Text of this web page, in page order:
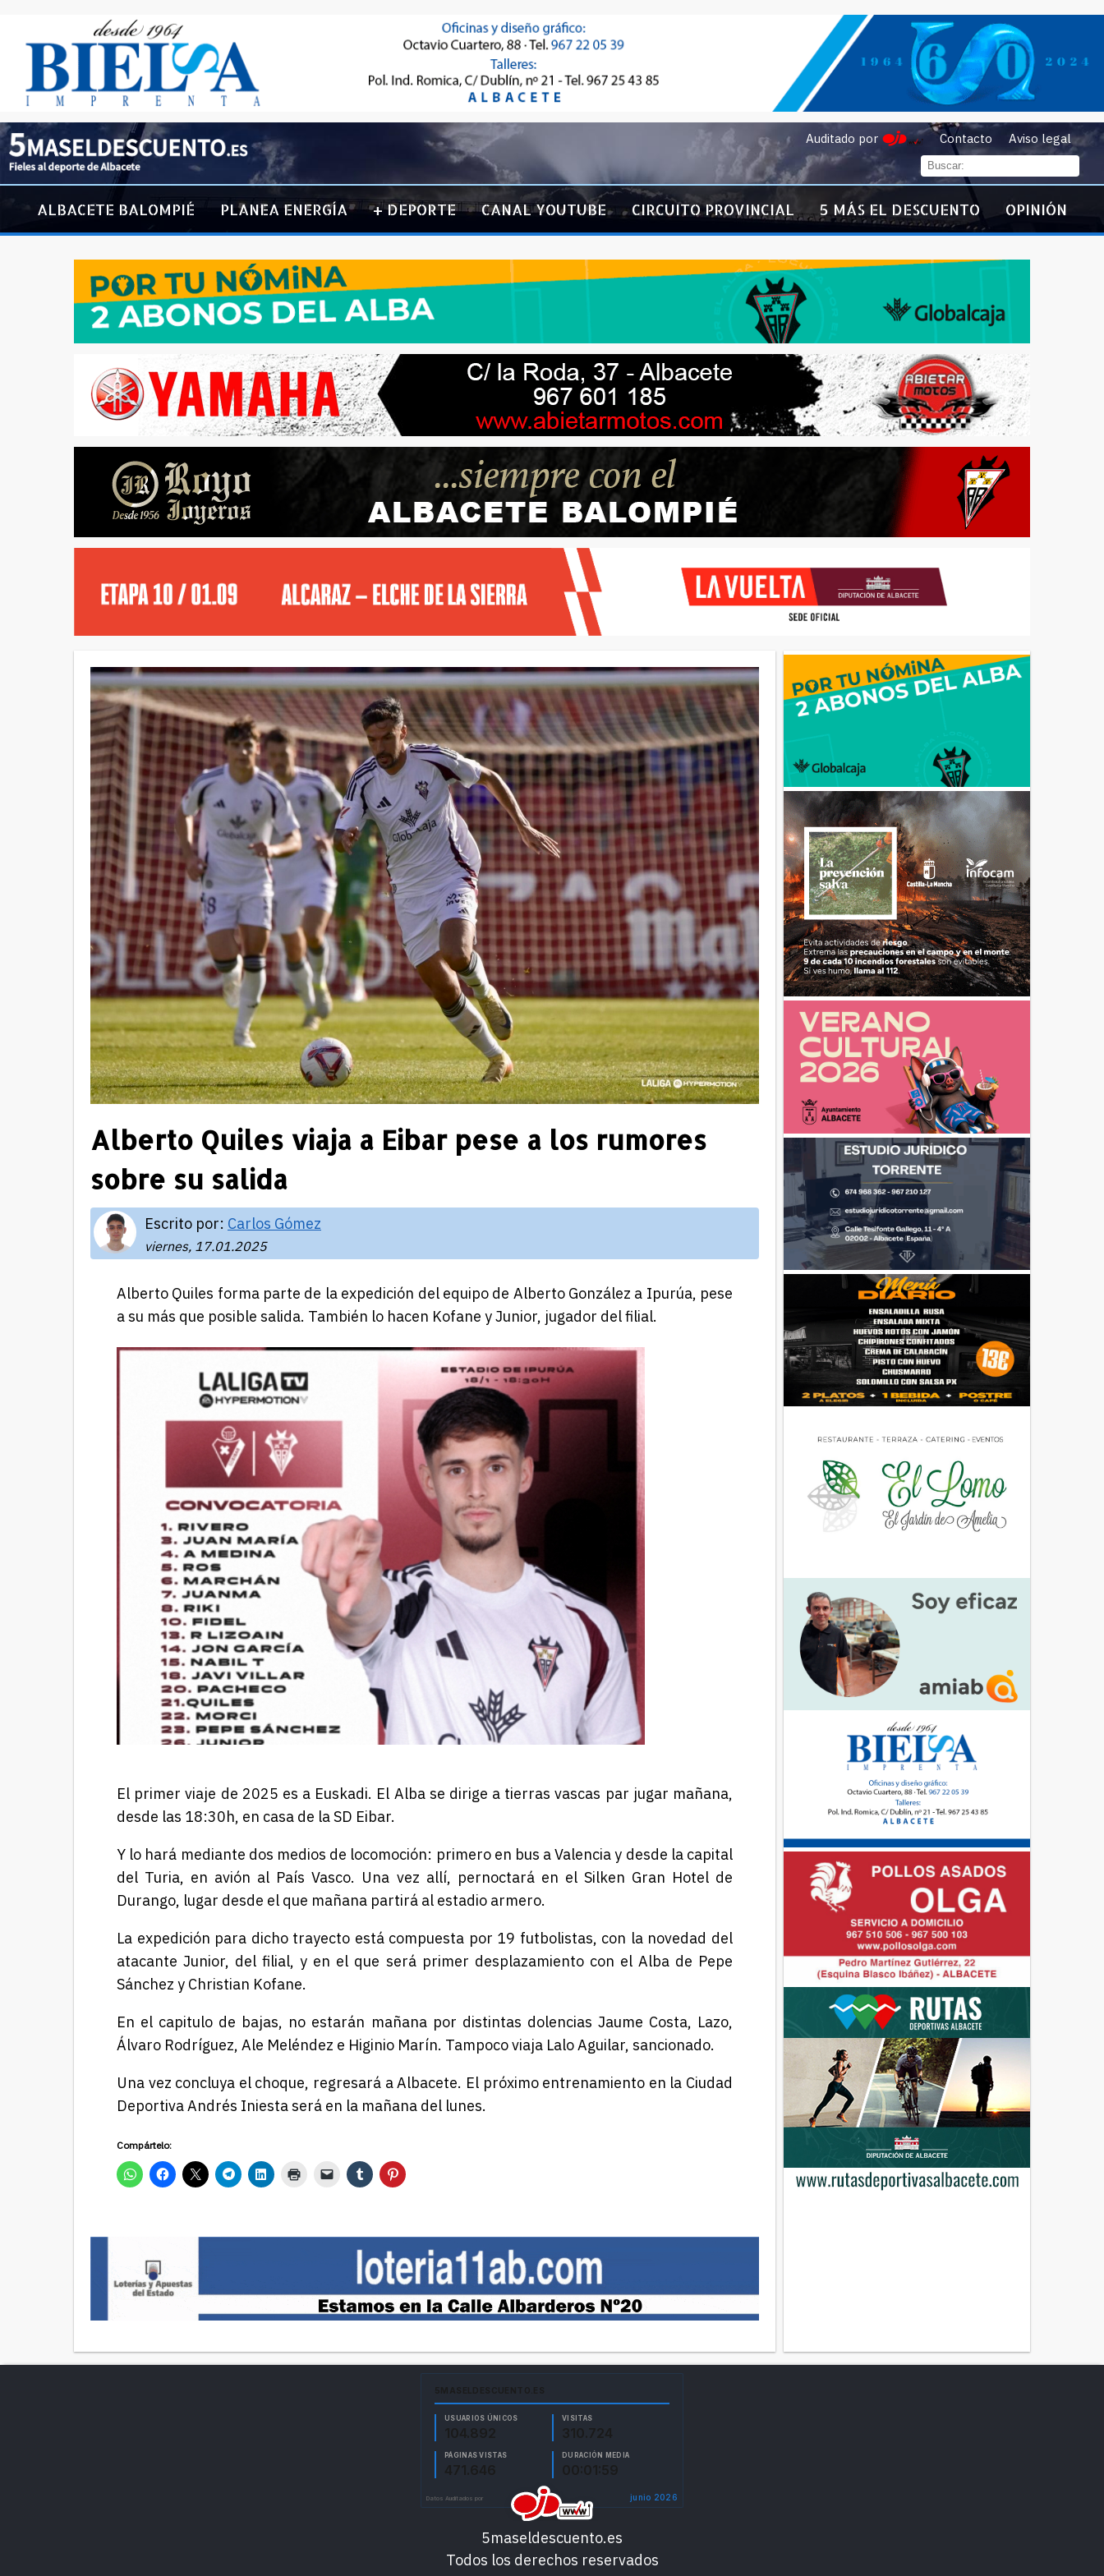
Auditado por Contacto Aviso legal
ALBACETE BALOMPIÉ PLANEA ENERGÍA + DEPORTE CANAL YOUTUBE CIRCUITO PROVINCIAL 5 MÁS EL DESCUENTO OPINIÓN
Alberto Quiles viaja a Eibar pese a los rumores
sobre su salida
Escrito por: Carlos Gómez
viernes, 17.01.2025
Alberto Quiles forma parte de la expedición del equipo de Alberto González a Ipurúa, pese
a su más que posible salida. También lo hacen Kofane y Junior, jugador del filial.
El primer viaje de 2025 es a Euskadi. El Alba se dirige a tierras vascas par jugar mañana,
desde las 18:30h, en casa de la SD Eibar.
Y lo hará mediante dos medios de locomoción: primero en bus a Valencia y desde la capital
del Turia, en avión al País Vasco. Una vez allí, pernoctará en el Silken Gran Hotel de
Durango, lugar desde el que mañana partirá al estadio armero.
La expedición para dicho trayecto está compuesta por 19 futbolistas, con la novedad del
atacante Junior, del filial, y en el que será primer desplazamiento con el Alba de Pepe
Sánchez y Christian Kofane.
En el capitulo de bajas, no estarán mañana por distintas dolencias Jaume Costa, Lazo,
Álvaro Rodríguez, Ale Meléndez e Higinio Marín. Tampoco viaja Lalo Aguilar, sancionado.
Una vez concluya el choque, regresará a Albacete. El próximo entrenamiento en la Ciudad
Deportiva Andrés Iniesta será en la mañana del lunes.
Compártelo:
5maseldescuento.es
Todos los derechos reservados